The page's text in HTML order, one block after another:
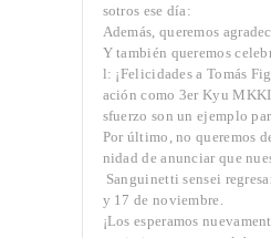
sotros ese día:
Además, queremos
Y también queremos
l: ¡Felicidades a Tomás
ación como 3er Kyu
sfuerzo son un ejemplo
Por último, no queremos
nidad de anunciar que
Sanguinetti sensei
y 17 de noviembre.
¡Los esperamos